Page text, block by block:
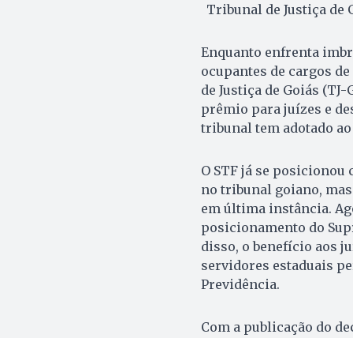
Tribunal de Justiça de
Enquanto enfrenta
ocupantes de cargos
de Justiça de Goiás
prêmio para juízes e
tribunal tem adotado
O STF já se
no tribunal goiano,
em última instância.
posicionamento do
disso, o benefício aos
servidores estaduais
Previdência.
Com a publicação do